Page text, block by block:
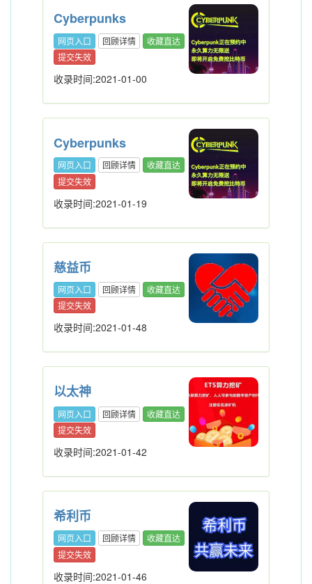
Cyberpunks
网页入口 回顾详情
收藏直达
提交失效
收录时间:2021-01-00
Cyberpunks
网页入口 回顾详情
收藏直达
提交失效
收录时间:2021-01-19
慈益币
网页入口 回顾详情
收藏直达
提交失效
收录时间:2021-01-48
以太神
网页入口 回顾详情
收藏直达
提交失效
收录时间:2021-01-42
希利币
网页入口 回顾详情
收藏直达
提交失效
收录时间:2021-01-46